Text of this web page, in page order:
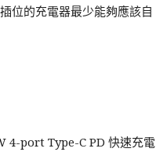
位的充電器最少能夠應該自
4-port Type-C PD 快速充電